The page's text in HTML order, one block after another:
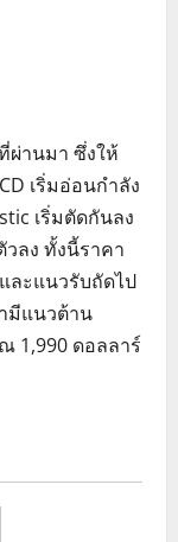
ผ่านมา ซึ่งให้
เริ่มอ่อนกำลัง
เริ่มตัดกันลง
ลง ทั้งนี้ราคา
ละแนวรับถัดไป
มีแนวต้าน
1,990 ดอลลาร์